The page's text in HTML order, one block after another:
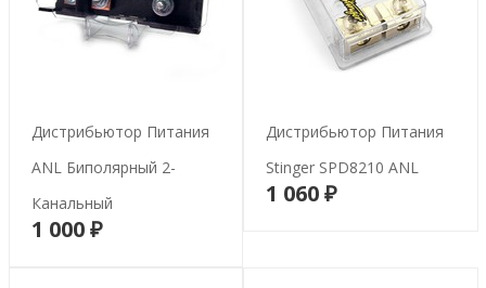
Дистрибьютор Питания
ANL Биполярный 2-
Канальный
1 000 ₽В корзину
Дистрибьютор Питания
Stinger SPD8210 ANL
1 060 ₽В корзину